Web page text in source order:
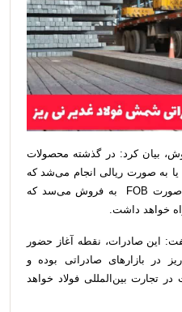
بیان کرد: در گذشته محصولات
به صورت ریالی انجام می‌شد‌ که
با رویکرد جدید، اقلام صادراتی به صورت FOB به فروش می‌سد که
خواهد داشت.
این صادرات، نقطه آغاز حضور
در بازارهای صادراتی بوده و
تجارت بین‌المللی فولاد خواهد